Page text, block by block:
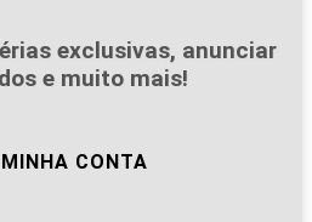
exclusivas, anunciar
e muito mais!
CONTA